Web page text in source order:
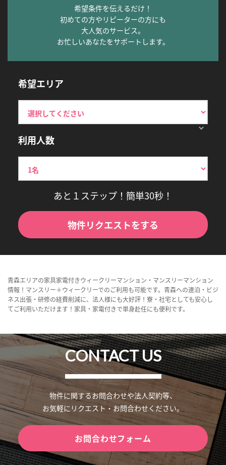
希望条件を伝えるだけ！
初めての方やリピーターの方にも
大人気のサービス。
お忙しいあなたをサポートします。
希望エリア
利用人数
あと１ステップ！簡単30秒！
物件リクエストをする
青森エリアの家具家電付きウィークリーマンション・マンスリーマンション
情報！マンスリー＋ウィークリーでのご利用も可能です。青森への連泊・ビジ
ネス出張・研修の経費削減に、法人様にも大好評！寮・社宅としても安心し
てご利用いただけます！家具・家電付きで単身赴任にも便利です。
CONTACT US
物件に関するお問合わせや法人契約等、
お気軽にリクエスト・お問合わせください。
お問合わせフォーム